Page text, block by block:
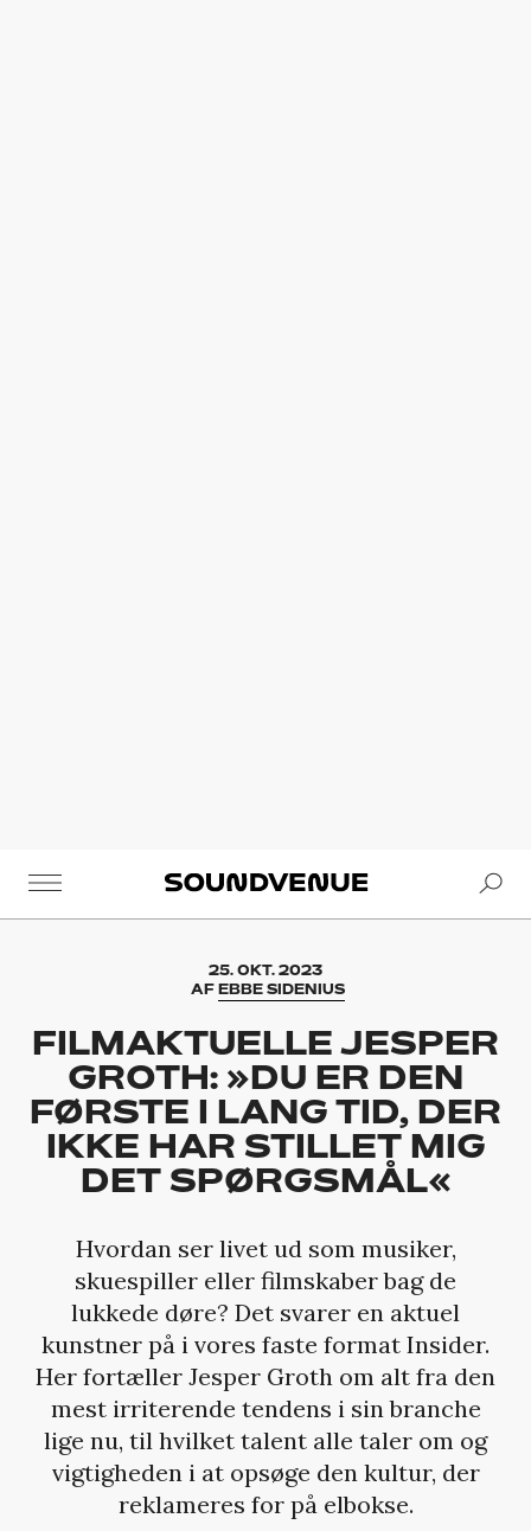
Soundvenue
25. OKT. 2023
AF EBBE SIDENIUS
FILMAKTUELLE JESPER
GROTH: »DU ER DEN
FØRSTE I LANG TID, DER
IKKE HAR STILLET MIG
DET SPØRGSMÅL«
Hvordan ser livet ud som musiker,
skuespiller eller filmskaber bag de
lukkede døre? Det svarer en aktuel
kunstner på i vores faste format Insider.
Her fortæller Jesper Groth om alt fra den
mest irriterende tendens i sin branche
lige nu, til hvilket talent alle taler om og
vigtigheden i at opsøge den kultur, der
reklameres for på elbokse.